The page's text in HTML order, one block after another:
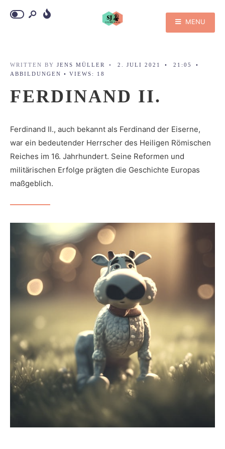
MENU
WRITTEN BY JENS MÜLLER • 2. JULI 2021 • 21:05
•
ABBILDUNGEN • VIEWS: 18
FERDINAND II.
Ferdinand II., auch bekannt als Ferdinand der Eiserne,
war ein bedeutender Herrscher des Heiligen Römischen
Reiches im 16. Jahrhundert. Seine Reformen und
militärischen Erfolge prägten die Geschichte Europas
maßgeblich.